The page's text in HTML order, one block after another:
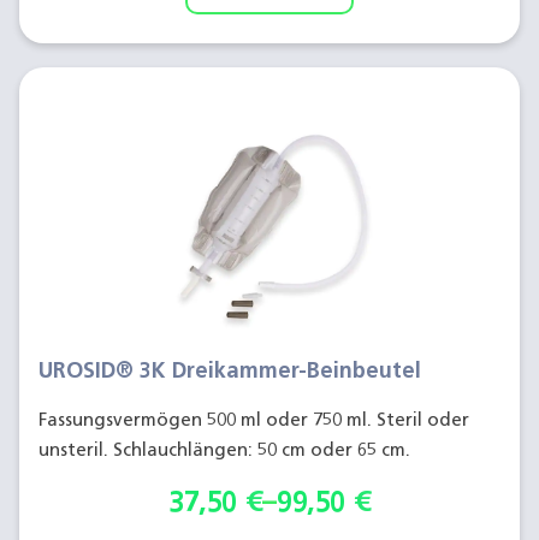
UROSID® 3K Dreikammer-Beinbeutel
Fassungsvermögen 500 ml oder 750 ml. Steril oder
unsteril. Schlauchlängen: 50 cm oder 65 cm.
37,50 €–99,50 €